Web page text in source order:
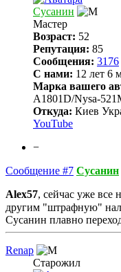
Сусанин
Мастер
Возраст: 52
Репутация: 85
Сообщения: 3176
С нами: 12 лет 6
Марка вашего
A1801D/Nysa-
Откуда: Киев
YouTube
−
Сообщение #7 Сусанин
Alex57, сейчас уже все
другим "штрафную"
Сусанин плавно
Renap
Старожил